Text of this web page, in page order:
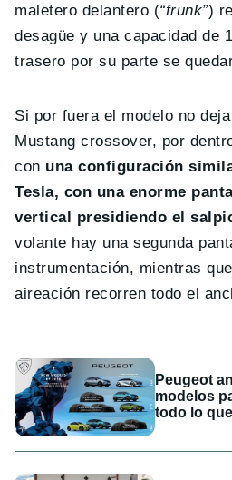
maletero delantero (“frunk”)
desagüe y una capacidad de
trasero por su parte se
Si por fuera el modelo no
Mustang crossover, por
con una configuración
Tesla, con una enorme
vertical presidiendo el
volante hay una segunda
instrumentación, mientras
aireación recorren todo el
Peugeot
modelos
todo lo